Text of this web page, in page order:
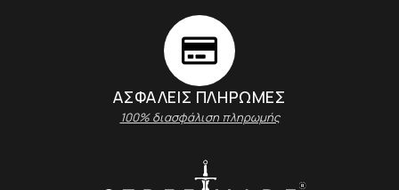
ΑΣΦΑΛΕΊΣ ΠΛΗΡΩΜΈΣ
100% διασφάλιση πληρωμής